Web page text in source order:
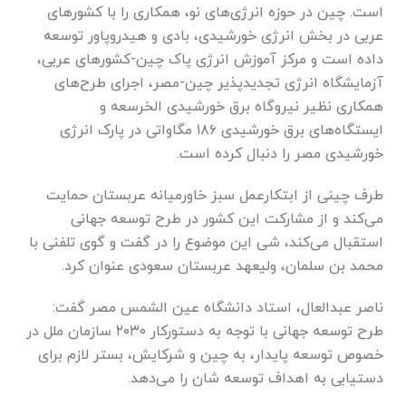
است. چین در حوزه انرژی‌های نو، همکاری را با کشور‌های
عربی در بخش انرژی خورشیدی، بادی و هیدروپاور توسعه
داده است و مرکز آموزش انرژی پاک چین-کشور‌های عربی،
آزمایشگاه انرژی تجدیدپذیر چین-مصر، اجرای طرح‌های
همکاری نظیر نیروگاه برق خورشیدی الخرسعه و
ایستگاه‌های برق خورشیدی ۱۸۶ مگاواتی در پارک انرژی
خورشیدی مصر را دنبال کرده است.
طرف چینی از ابتکارعمل سبز خاورمیانه عربستان حمایت
می‌کند و از مشارکت این کشور در طرح توسعه جهانی
استقبال می‌کند، شی این موضوع را در گفت و گوی تلفنی با
محمد بن سلمان، ولیعهد عربستان سعودی عنوان کرد.
ناصر عبدالعال، استاد دانشگاه عین الشمس مصر گفت:
طرح توسعه جهانی با توجه به دستورکار ۲۰۳۰ سازمان ملل در
خصوص توسعه پایدار، به چین و شرکایش، بستر لازم برای
دستیابی به اهداف توسعه شان را می‌دهد.